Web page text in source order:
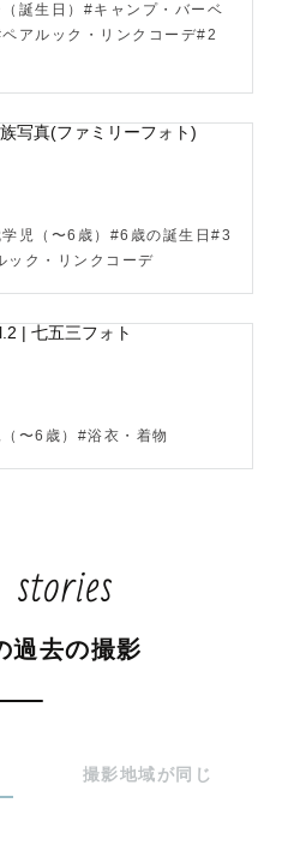
影から指名料の表示価格よ
だきます！
の場合は割引対象外となり
訂しております。
へでも参ります！
可能性がございますのでご
誕生日）#キャンプ・バーベ
アルック・リンクコーデ#2
児（〜6歳）#6歳の誕生日#3
ック・リンクコーデ
〜6歳）#浴衣・着物
過去の撮影
撮影地域が同じ